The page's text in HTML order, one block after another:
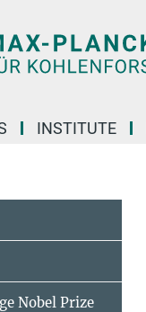
INSTITUTE
Nobel Prize